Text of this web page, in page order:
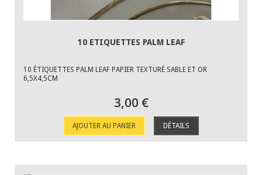
10 ETIQUETTES PALM LEAF
10 ÉTIQUETTES PALM LEAF PAPIER TEXTURÉ SABLE ET OR
6,5X4,5CM
3,00 €
AJOUTER AU PANIER DÉTAILS